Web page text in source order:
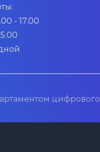
- 17.00